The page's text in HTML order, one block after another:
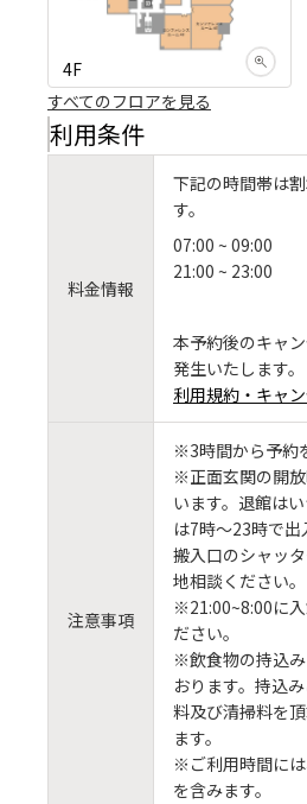
4F
すべてのフロアを見る
利用条件
料金情報
下記の時間帯は
す。
07:00 ~ 09:00
21:00 ~ 23:00
本予約後のキャ
発生いたします。
利用規約・キャ
注意事項
※3時間から予約
※正面玄関の開
います。退館は
は7時～23時で
搬入口のシャッ
地相談ください。
※21:00~8:00に
ださい。
※飲食物の持込
おります。持込
料及び清掃料を
ます。
※ご利用時間に
を含みます。